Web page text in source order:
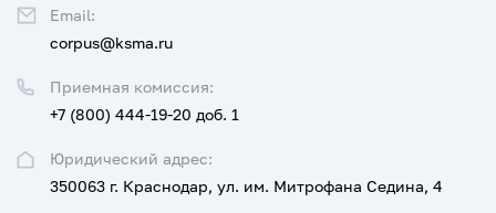
Юридический адрес:
350063 г. Краснодар, ул. им. Митрофана Седина, 4
Приемная комиссия:
+7 (800) 444-19-20 доб. 1
Email:
corpus@ksma.ru